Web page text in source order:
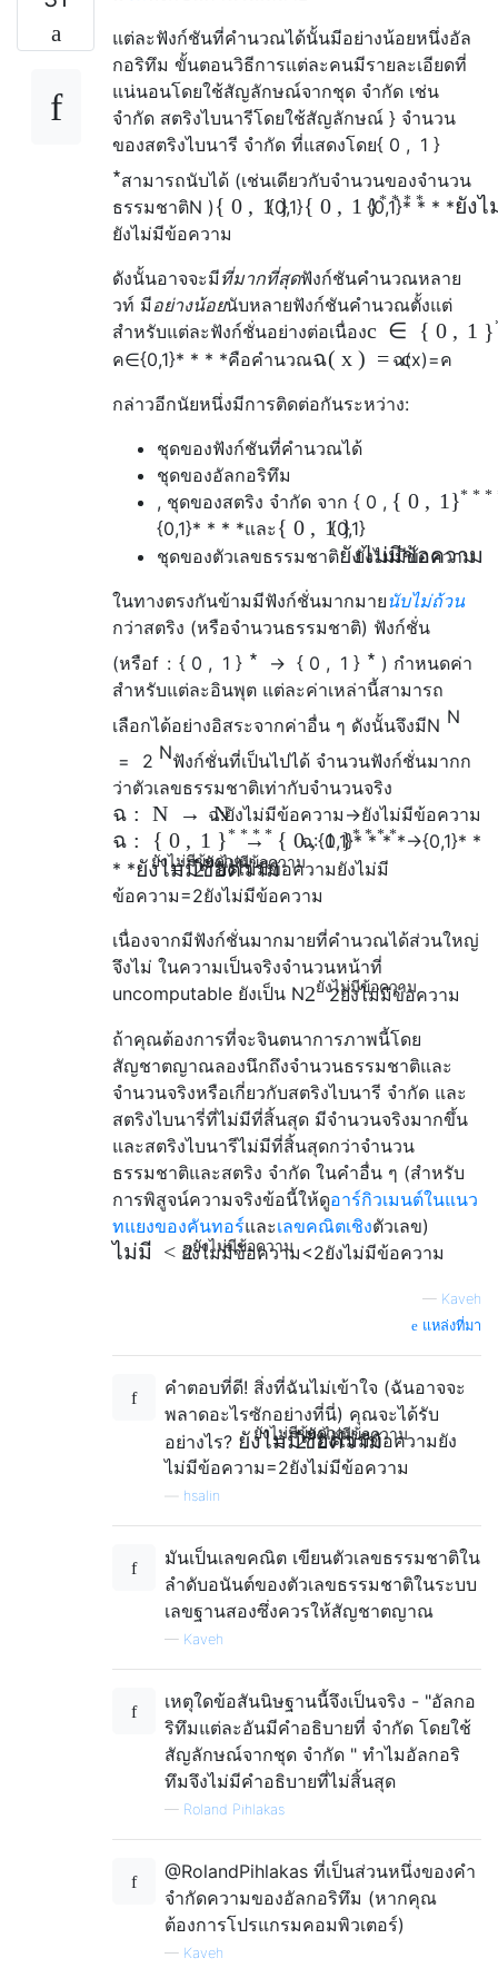
แต่ละฟังก์ชันที่คำนวณได้นั้นมีอย่างน้อยหนึ่งอัล
กอริทึม ขั้นตอนวิธีการแต่ละคนมีรายละเอียดที่
แน่นอนโดยใช้สัญลักษณ์จากชุด จำกัด เช่น
จำกัด สตริงไบนารีโดยใช้สัญลักษณ์ } จำนวน
ของสตริงไบนารี จำกัด ที่แสดงโดย{ 0 , 1 }
∗สามารถนับได้ (เช่นเดียวกับจำนวนของจำนวน
ธรรมชาติN ) { 0 , 1}
{0,1}{0 , 1}* * * *
{0,1}* * * *ยัง
ยังไม่มีข้อความ
ดังนั้นอาจจะมีที่มากที่สุดฟังก์ชันคำนวณหลาย
วท์ มีอย่างน้อยนับหลายฟังก์ชันคำนวณตั้งแต่
สำหรับแต่ละฟังก์ชั่นอย่างต่อเนื่องc ∈ { 0 , 1 }
ค∈{0,1}* * * *คือคำนวณฉ(x ) = c
ฉ(x)=ค
กล่าวอีกนัยหนึ่งมีการติดต่อกันระหว่าง:
ชุดของฟังก์ชันที่คำนวณได้
ชุดของอัลกอริทึม
, ชุดของสตริง จำกัด จาก { 0 , { 0 , 1 }* * *
{0,1}* * * *และ { 0 , 1}
{0,1}
ชุดของตัวเลขธรรมชาติยังไม่มีข้อความ
ยังไม่มีข้อความ
ในทางตรงกันข้ามมีฟังก์ชั่นมากมายนับไม่ถ้วน
กว่าสตริง (หรือจำนวนธรรมชาติ) ฟังก์ชั่น
(หรือf : { 0 , 1 } ∗ → { 0 , 1 } ∗ ) กำหนดค่า
สำหรับแต่ละอินพุต แต่ละค่าเหล่านี้สามารถ
เลือกได้อย่างอิสระจากค่าอื่น ๆ ดังนั้นจึงมีN N
=
2 Nฟังก์ชั่นที่เป็นไปได้ จำนวนฟังก์ชั่นมากก
ว่าตัวเลขธรรมชาติเท่ากับจำนวนจริง
ฉ : N → N
ฉ:ยังไม่มีข้อความ →ยังไม่มีข้อความ
ฉ : { 0 , 1 }* * * *
→ {0,1}* * * *
ฉ:{0,1}* * * *→{0,1}* *
* *ยังไม่มีข้อความ
ยังไม่มีข้อความ
= 2ยังไม่มีข้อความ
ยังไม่มีข้อความยังไม่มี
ข้อความ=2ยังไม่มีข้อความ
เนื่องจากมีฟังก์ชั่นมากมายที่คำนวณได้ส่วนใหญ่
จึงไม่ ในความเป็นจริงจำนวนหน้าที่
uncomputable ยังเป็น N2ยังไม่มีข้อความ
2ยังไม่มีข้อความ
ถ้าคุณต้องการที่จะจินตนาการภาพนี้โดย
สัญชาตญาณลองนึกถึงจำนวนธรรมชาติและ
จำนวนจริงหรือเกี่ยวกับสตริงไบนารี จำกัด และ
สตริงไบนารี่ที่ไม่มีที่สิ้นสุด มีจำนวนจริงมากขึ้น
และสตริงไบนารีไม่มีที่สิ้นสุดกว่าจำนวน
ธรรมชาติและสตริง จำกัด ในคำอื่น ๆ (สำหรับ
การพิสูจน์ความจริงข้อนี้ให้ดูอาร์กิวเมนต์ในแนว
ทแยงของคันทอร์และเลขคณิตเชิงตัวเลข)
ไม่มี < 2ยังไม่มีข้อความ
ยังไม่มีข้อความ<2ยังไม่มีข้อความ
— Kaveh
แหล่งที่มา
คำตอบที่ดี! สิ่งที่ฉันไม่เข้าใจ (ฉันอาจจะ
พลาดอะไรซักอย่างที่นี่) คุณจะได้รับ
อย่างไร? ยังไม่มีข้อความ
ยังไม่มีข้อความ
= 2ยังไม่มีข้อความ
ยังไม่มีข้อความยัง
ไม่มีข้อความ=2ยังไม่มีข้อความ
hsalin
มันเป็นเลขคณิต เขียนตัวเลขธรรมชาติใน
ลำดับอนันต์ของตัวเลขธรรมชาติในระบบ
เลขฐานสองซึ่งควรให้สัญชาตญาณ
— Kaveh
เหตุใดข้อสันนิษฐานนี้จึงเป็นจริง - "อัลกอ
ริทึมแต่ละอันมีคำอธิบายที่ จำกัด โดยใช้
สัญลักษณ์จากชุด จำกัด " ทำไมอัลกอริ
ทึมจึงไม่มีคำอธิบายที่ไม่สิ้นสุด
— Roland Pihlakas
@RolandPihlakas ที่เป็นส่วนหนึ่งของคำ
จำกัดความของอัลกอริทึม (หากคุณ
ต้องการโปรแกรมคอมพิวเตอร์)
— Kaveh